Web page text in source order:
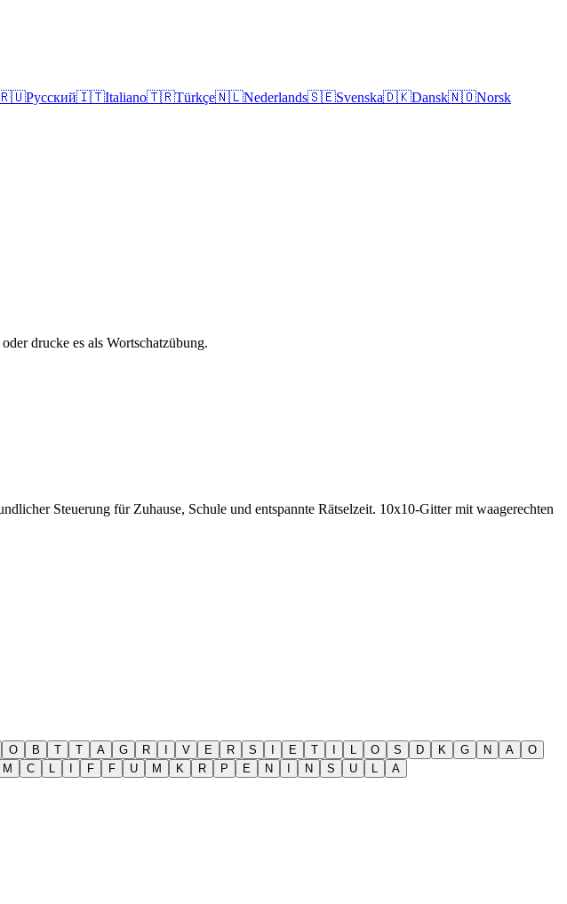
Русский🇮🇹Italiano🇹🇷Türkçe🇳🇱Nederlands🇸🇪Svenska🇩🇰Dansk🇳🇴Norsk
drucke es als Wortschatzübung.
Steuerung für Zuhause, Schule und entspannte Rätselzeit. 10x10-Gitter mit waagerechten
O B T T A G R I V E R S I E T I L O S D K G N A
O
M C L I F F U M K R P E N I N S U L A